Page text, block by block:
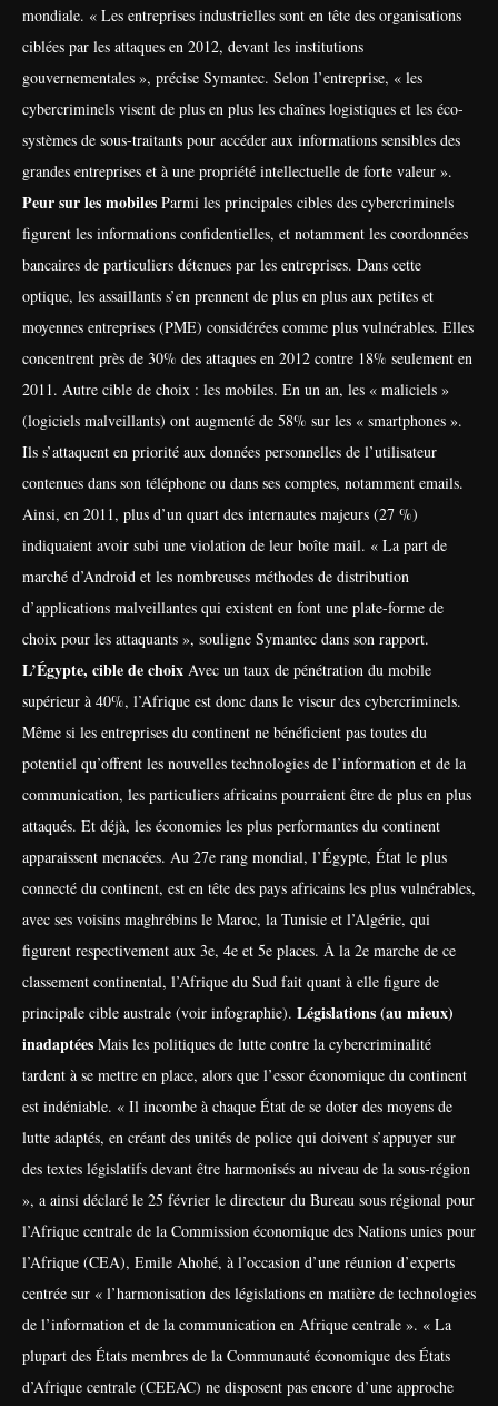
mondiale. « Les entreprises industrielles sont en tête des organisations
ciblées par les attaques en 2012, devant les institutions
gouvernementales », précise Symantec. Selon l’entreprise, « les
cybercriminels visent de plus en plus les chaînes logistiques et les éco-
systèmes de sous-traitants pour accéder aux informations sensibles des
grandes entreprises et à une propriété intellectuelle de forte valeur ».
Peur sur les mobiles Parmi les principales cibles des cybercriminels
figurent les informations confidentielles, et notamment les coordonnées
bancaires de particuliers détenues par les entreprises. Dans cette
optique, les assaillants s’en prennent de plus en plus aux petites et
moyennes entreprises (PME) considérées comme plus vulnérables. Elles
concentrent près de 30% des attaques en 2012 contre 18% seulement en
2011. Autre cible de choix : les mobiles. En un an, les « maliciels »
(logiciels malveillants) ont augmenté de 58% sur les « smartphones ».
Ils s’attaquent en priorité aux données personnelles de l’utilisateur
contenues dans son téléphone ou dans ses comptes, notamment emails.
Ainsi, en 2011, plus d’un quart des internautes majeurs (27 %)
indiquaient avoir subi une violation de leur boîte mail. « La part de
marché d’Android et les nombreuses méthodes de distribution
d’applications malveillantes qui existent en font une plate-forme de
choix pour les attaquants », souligne Symantec dans son rapport.
L’Égypte, cible de choix Avec un taux de pénétration du mobile
supérieur à 40%, l’Afrique est donc dans le viseur des cybercriminels.
Même si les entreprises du continent ne bénéficient pas toutes du
potentiel qu’offrent les nouvelles technologies de l’information et de la
communication, les particuliers africains pourraient être de plus en plus
attaqués. Et déjà, les économies les plus performantes du continent
apparaissent menacées. Au 27e rang mondial, l’Égypte, État le plus
connecté du continent, est en tête des pays africains les plus vulnérables,
avec ses voisins maghrébins le Maroc, la Tunisie et l’Algérie, qui
figurent respectivement aux 3e, 4e et 5e places. À la 2e marche de ce
classement continental, l’Afrique du Sud fait quant à elle figure de
principale cible australe (voir infographie). Législations (au mieux)
inadaptées Mais les politiques de lutte contre la cybercriminalité
tardent à se mettre en place, alors que l’essor économique du continent
est indéniable. « Il incombe à chaque État de se doter des moyens de
lutte adaptés, en créant des unités de police qui doivent s’appuyer sur
des textes législatifs devant être harmonisés au niveau de la sous-région
», a ainsi déclaré le 25 février le directeur du Bureau sous régional pour
l’Afrique centrale de la Commission économique des Nations unies pour
l’Afrique (CEA), Emile Ahohé, à l’occasion d’une réunion d’experts
centrée sur « l’harmonisation des législations en matière de technologies
de l’information et de la communication en Afrique centrale ». « La
plupart des États membres de la Communauté économique des États
d’Afrique centrale (CEEAC) ne disposent pas encore d’une approche